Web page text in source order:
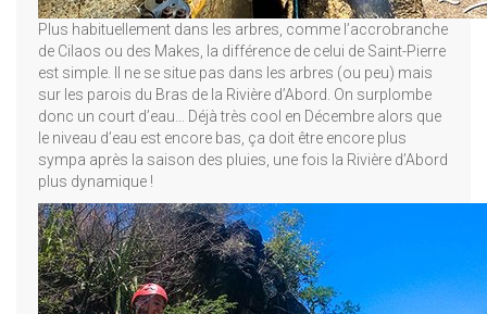
Plus habituellement dans les arbres, comme l’accrobranche
de Cilaos ou des Makes, la différence de celui de Saint-Pierre
est simple. Il ne se situe pas dans les arbres (ou peu) mais
sur les parois du Bras de la Rivière d’Abord. On surplombe
donc un court d’eau… Déjà très cool en Décembre alors que
le niveau d’eau est encore bas, ça doit être encore plus
sympa après la saison des pluies, une fois la Rivière d’Abord
plus dynamique !